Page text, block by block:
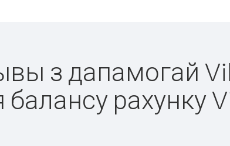
з дапамогай
рахунку